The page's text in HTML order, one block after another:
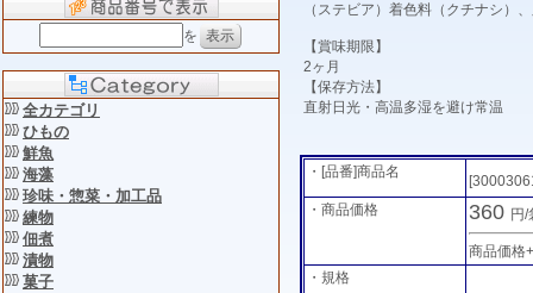
を
全カテゴリ
ひもの
鮮魚
海藻
珍味・惣菜・加工品
練物
佃煮
漬物
菓子
（ステビア）着色料（クチナシ）
【賞味期限】
2ヶ月
【保存方法】
直射日光・高温多湿を避け常温
・[品番]商品名
・商品価格
360 円
商品価格
・規格